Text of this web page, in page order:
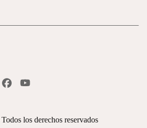
Todos los derechos reservados